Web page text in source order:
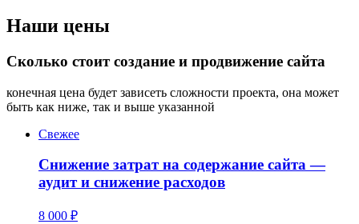
Наши цены
Сколько стоит создание и продвижение сайта
конечная цена будет зависеть сложности проекта, она может
быть как ниже, так и выше указанной
Свежее
Снижение затрат на содержание сайта —
аудит и снижение расходов
8 000 ₽